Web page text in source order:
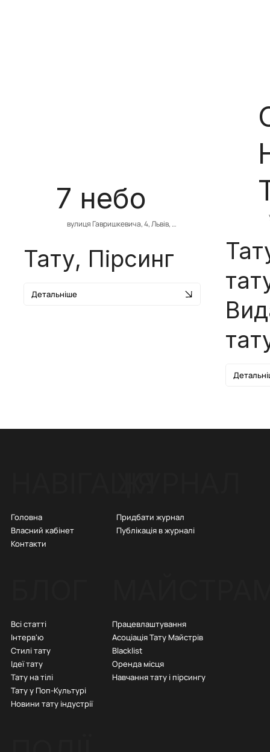
7 небо
вулиця Гавришкевича, 4, Львів,
Тату, Пірсинг
Детальніше
Головна
Власний кабінет
Контакти
Придбати журнал
Публікація в журналі
Всі статті
Інтерв'ю
Стилі тату
Ідеї тату
Тату на тілі
Тату у Поп-Культурі
Новини тату індустрії
Працевлаштування
Асоціація Тату Майстрів
Blacklist
Оренда місця
Навчання тату і пірсингу